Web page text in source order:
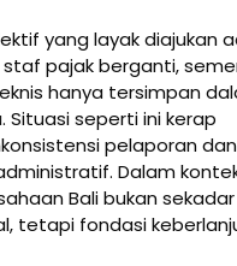
yang layak diajukan
pajak berganti,
hanya tersimpan
Situasi seperti ini kerap
pelaporan dan
Dalam
Bali bukan sekadar
tetapi fondasi